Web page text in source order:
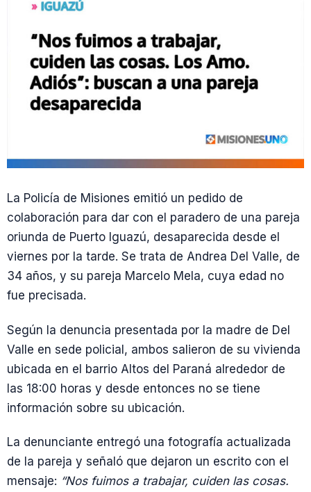
La Policía de Misiones emitió un pedido de
colaboración para dar con el paradero de una pareja
oriunda de Puerto Iguazú, desaparecida desde el
viernes por la tarde. Se trata de Andrea Del Valle, de
34 años, y su pareja Marcelo Mela, cuya edad no
fue precisada.
Según la denuncia presentada por la madre de Del
Valle en sede policial, ambos salieron de su vivienda
ubicada en el barrio Altos del Paraná alrededor de
las 18:00 horas y desde entonces no se tiene
información sobre su ubicación.
La denunciante entregó una fotografía actualizada
de la pareja y señaló que dejaron un escrito con el
mensaje: “Nos fuimos a trabajar, cuiden las cosas.